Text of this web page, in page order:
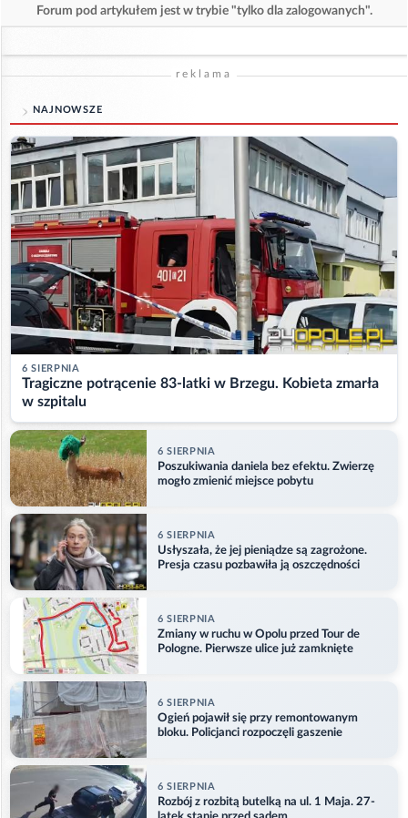
Forum pod artykułem jest w trybie "tylko dla zalogowanych".
reklama
NAJNOWSZE
6 SIERPNIA
Tragiczne potrącenie 83-latki w Brzegu. Kobieta zmarła
w szpitalu
6 SIERPNIA
Poszukiwania daniela bez efektu. Zwierzę
mogło zmienić miejsce pobytu
6 SIERPNIA
Usłyszała, że jej pieniądze są zagrożone.
Presja czasu pozbawiła ją oszczędności
6 SIERPNIA
Zmiany w ruchu w Opolu przed Tour de
Pologne. Pierwsze ulice już zamknięte
6 SIERPNIA
Ogień pojawił się przy remontowanym
bloku. Policjanci rozpoczęli gaszenie
6 SIERPNIA
Rozbój z rozbitą butelką na ul. 1 Maja. 27-